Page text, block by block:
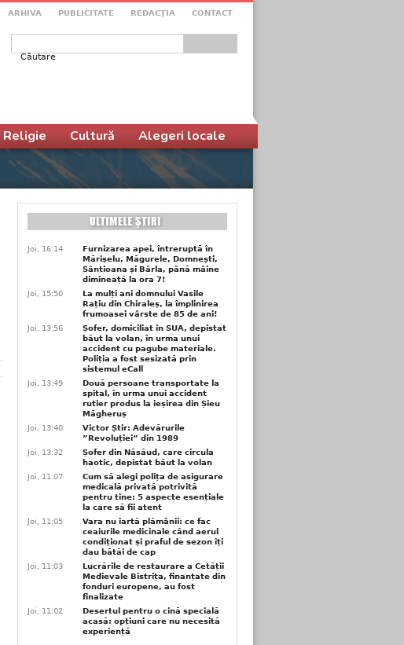
ARHIVA PUBLICITATE REDACŢIA CONTACT
Formular de căutare
Religie Cultură Alegeri locale
Joi, 16:14
Furnizarea apei, întreruptă în
Mărișelu, Măgurele, Domnești,
Sântioana și Bârla, până mâine
dimineață la ora 7!
Joi, 15:50
La mulți ani domnului Vasile
Rațiu din Chiraleș, la împlinirea
frumoasei vârste de 85 de ani!
Joi, 13:56
Șofer, domiciliat în SUA, depistat
băut la volan, în urma unui
accident cu pagube materiale.
Poliția a fost sesizată prin
sistemul eCall
Joi, 13:49
Două persoane transportate la
spital, în urma unui accident
rutier produs la ieșirea din Șieu
Măgheruș
Joi, 13:40
Victor Știr: Adevărurile
”Revoluției” din 1989
Joi, 13:32
Șofer din Năsăud, care circula
haotic, depistat băut la volan
Joi, 11:07
Cum să alegi polița de asigurare
medicală privată potrivită
pentru tine: 5 aspecte esențiale
la care să fii atent
Joi, 11:05
Vara nu iartă plămânii: ce fac
ceaiurile medicinale când aerul
condiționat și praful de sezon îți
dau bătăi de cap
Joi, 11:03
Lucrările de restaurare a Cetății
Medievale Bistrița, finanțate din
fonduri europene, au fost
finalizate
Joi, 11:02
Desertul pentru o cină specială
acasă: opțiuni care nu necesită
experiență